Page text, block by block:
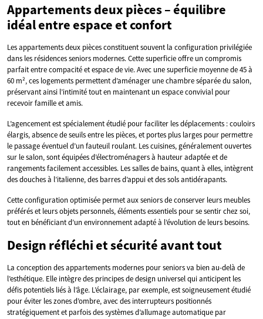
Appartements deux pièces – équilibre
idéal entre espace et confort
Les appartements deux pièces constituent souvent la configuration privilégiée
dans les résidences seniors modernes. Cette superficie offre un compromis
parfait entre compacité et espace de vie. Avec une superficie moyenne de 45 à
60 m², ces logements permettent d’aménager une chambre séparée du salon,
préservant ainsi l’intimité tout en maintenant un espace convivial pour
recevoir famille et amis.
L’agencement est spécialement étudié pour faciliter les déplacements : couloirs
élargis, absence de seuils entre les pièces, et portes plus larges pour permettre
le passage éventuel d’un fauteuil roulant. Les cuisines, généralement ouvertes
sur le salon, sont équipées d’électroménagers à hauteur adaptée et de
rangements facilement accessibles. Les salles de bains, quant à elles, intègrent
des douches à l’italienne, des barres d’appui et des sols antidérapants.
Cette configuration optimisée permet aux seniors de conserver leurs meubles
préférés et leurs objets personnels, éléments essentiels pour se sentir chez soi,
tout en bénéficiant d’un environnement adapté à l’évolution de leurs besoins.
Design réfléchi et sécurité avant tout
La conception des appartements modernes pour seniors va bien au-delà de
l’esthétique. Elle intègre des principes de design universel qui anticipent les
défis potentiels liés à l’âge. L’éclairage, par exemple, est soigneusement étudié
pour éviter les zones d’ombre, avec des interrupteurs positionnés
stratégiquement et parfois des systèmes d’allumage automatique par